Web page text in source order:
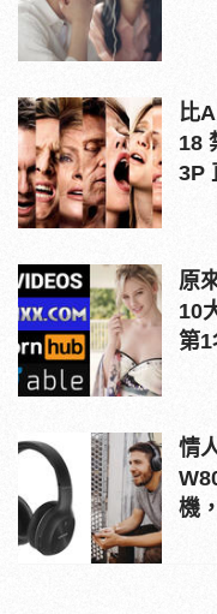
比
18
3P
原
10
第1
情
機